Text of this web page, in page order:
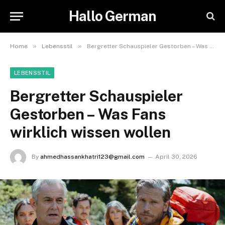
Hallo German
Home » Lebensstil » Bergretter Schauspieler Gestorben – Was Fans wirklich wissen wollen
LEBENSSTIL
Bergretter Schauspieler
Gestorben – Was Fans
wirklich wissen wollen
By ahmedhassankhatri123@gmail.com April 30, 2026